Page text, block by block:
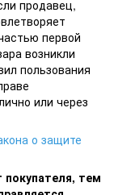
продавец,
первой
возникли
пользования
или через
о защите
покупателя, тем